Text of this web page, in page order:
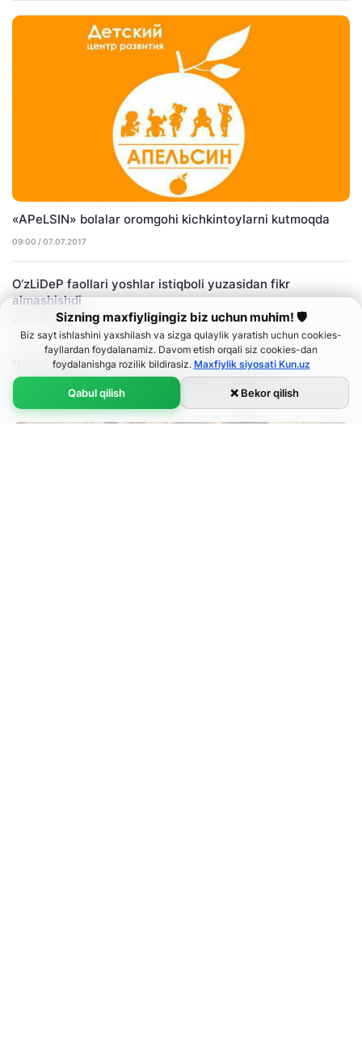
Sizning maxfiyligingiz biz uchun muhim! 🛡
Biz sayt ishlashini yaxshilash va sizga qulaylik yaratish uchun cookies-
fayllardan foydalanamiz. Davom etish orqali siz cookies-dan
foydalanishga rozilik bildirasiz. Maxfiylik siyosati Kun.uz
Qabul qilish ❌ Bekor qilish
«APeLSIN» bolalar oromgohi kichkintoylarni kutmoqda
09:00 / 07.07.2017
O‘zLiDeP faollari yoshlar istiqboli yuzasidan fikr
almashishdi
17:01 / 05.07.2017
"Porloq kelajak" oromgohi bolalarni chorlaydi
16:30 / 03.07.2017